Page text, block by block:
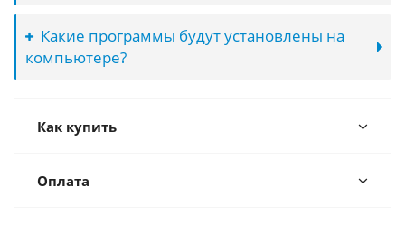
Какие программы будут установлены на
компьютере?
Как купить
Оплата